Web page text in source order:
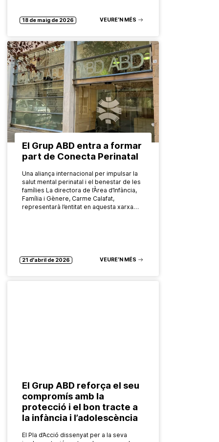
l’evidència El programa…
18 de maig de 2026 VEURE’N MÉS
El Grup ABD entra a formar
part de Conecta Perinatal
Una aliança internacional per impulsar la
salut mental perinatal i el benestar de les
famílies La directora de l’Àrea d’Infància,
Família i Gènere, Carme Calafat,
representarà l’entitat en aquesta xarxa…
21 d'abril de 2026 VEURE’N MÉS
El Grup ABD reforça el seu
compromís amb la
protecció i el bon tracte a
la infància i l’adolescència
El Pla d’Acció dissenyat per a la seva